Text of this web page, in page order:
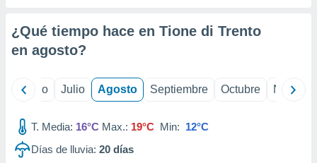
1199
¿Qué tiempo hace en Tione di Trento
en agosto?
Junio Julio Agosto Septiembre Octubre
T. Media: 16°C Max.: 19°C Min: 12°C
Días de lluvia: 20 días